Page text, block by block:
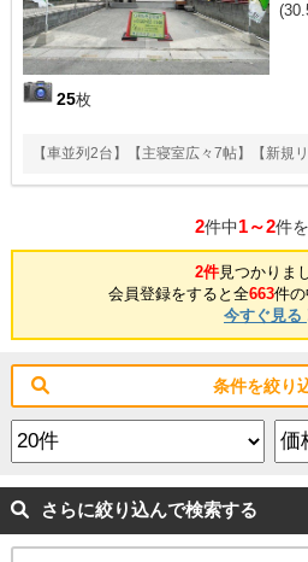
25枚
【車並列2台】【主寝室広々7帖】【新規
2件中1～2件
2件見つかりま
会員登録をすると全663件の
今すぐ見る
条件を絞り
さらに絞り込んで検索する